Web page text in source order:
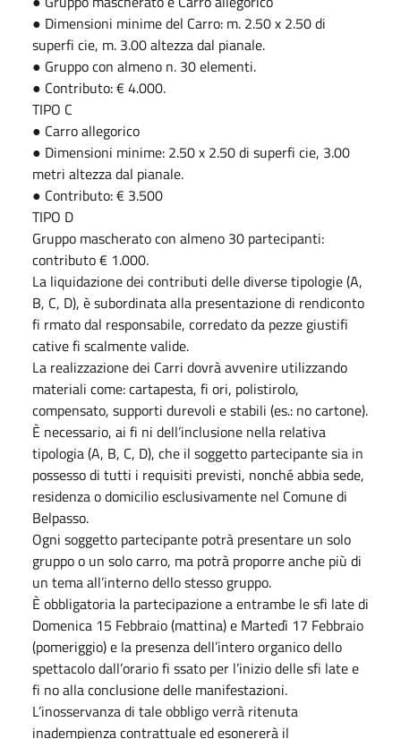
● Dimensioni minime del Carro: m. 2.50 x 2.50 di
superfi cie, m. 3.00 altezza dal pianale.
● Gruppo con almeno n. 30 elementi.
● Contributo: € 4.000.
TIPO C
● Carro allegorico
● Dimensioni minime: 2.50 x 2.50 di superfi cie, 3.00
metri altezza dal pianale.
● Contributo: € 3.500
TIPO D
Gruppo mascherato con almeno 30 partecipanti:
contributo € 1.000.
La liquidazione dei contributi delle diverse tipologie (A,
B, C, D), è subordinata alla presentazione di rendiconto
fi rmato dal responsabile, corredato da pezze giustifi
cative fi scalmente valide.
La realizzazione dei Carri dovrà avvenire utilizzando
materiali come: cartapesta, fi ori, polistirolo,
compensato, supporti durevoli e stabili (es.: no cartone).
È necessario, ai fi ni dell’inclusione nella relativa
tipologia (A, B, C, D), che il soggetto partecipante sia in
possesso di tutti i requisiti previsti, nonché abbia sede,
residenza o domicilio esclusivamente nel Comune di
Belpasso.
Ogni soggetto partecipante potrà presentare un solo
gruppo o un solo carro, ma potrà proporre anche più di
un tema all’interno dello stesso gruppo.
È obbligatoria la partecipazione a entrambe le sfi late di
Domenica 15 Febbraio (mattina) e Martedì 17 Febbraio
(pomeriggio) e la presenza dell’intero organico dello
spettacolo dall’orario fi ssato per l’inizio delle sfi late e
fi no alla conclusione delle manifestazioni.
L’inosservanza di tale obbligo verrà ritenuta
inadempienza contrattuale ed esonererà il